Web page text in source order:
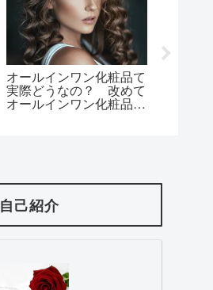
オールインワン化粧品て
実際どうなの？ 改めて
オールインワン化粧品
自己紹介